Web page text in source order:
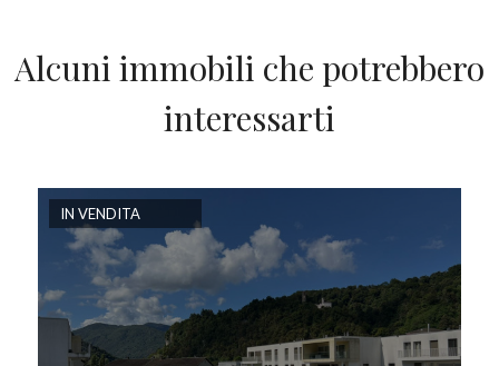
Alcuni immobili che potrebbero
interessarti
IN VENDITA